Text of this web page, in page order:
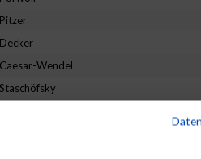
Pitzer
Decker
Caesar-Wendel
Staschöfsky